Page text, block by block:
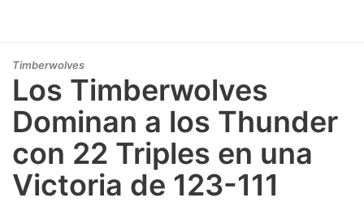
Timberwolves
Los Timberwolves
Dominan a los Thunder
con 22 Triples en una
Victoria de 123-111